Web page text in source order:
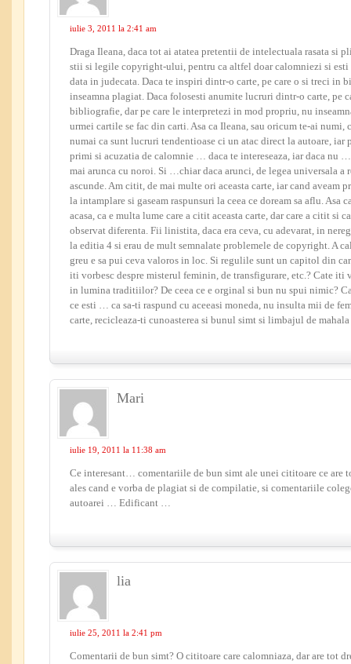
iulie 3, 2011 la 2:41 am
Draga Ileana, daca tot ai atatea pretentii de intelectuala rasata si
stii si legile copyright-ului, pentru ca altfel doar calomniezi si esti
data in judecata. Daca te inspiri dintr-o carte, pe care o si treci in
inseamna plagiat. Daca folosesti anumite lucruri dintr-o carte, pe
bibliografie, dar pe care le interpretezi in mod propriu, nu
urmei cartile se fac din carti. Asa ca Ileana, sau oricum te-ai numi,
numai ca sunt lucruri tendentioase ci un atac direct la autoare, iar
primi si acuzatia de calomnie … daca te intereseaza, iar daca nu
mai arunca cu noroi. Si …chiar daca arunci, de legea universala
ascunde. Am citit, de mai multe ori aceasta carte, iar cand aveam
la intamplare si gaseam raspunsuri la ceea ce doream sa aflu.
acasa, ca e multa lume care a citit aceasta carte, dar care a citit si
observat diferenta. Fii linistita, daca era ceva, cu adevarat, in
la editia 4 si erau de mult semnalate problemele de copyright. A
greu e sa pui ceva valoros in loc. Si regulile sunt un capitol din
iti vorbesc despre misterul feminin, de transfigurare, etc.? Cate iti
in lumina traditiilor? De ceea ce e orginal si bun nu spui nimic?
ce esti … ca sa-ti raspund cu aceeasi moneda, nu insulta mii de
carte, recicleaza-ti cunoasterea si bunul simt si limbajul de
Mari
iulie 19, 2011 la 11:38 am
Ce interesant… comentariile de bun simt ale unei cititoare ce are
ales cand e vorba de plagiat si de compilatie, si comentariile
autoarei … Edificant …
lia
iulie 25, 2011 la 2:41 pm
Comentarii de bun simt? O cititoare care calomniaza, dar are tot